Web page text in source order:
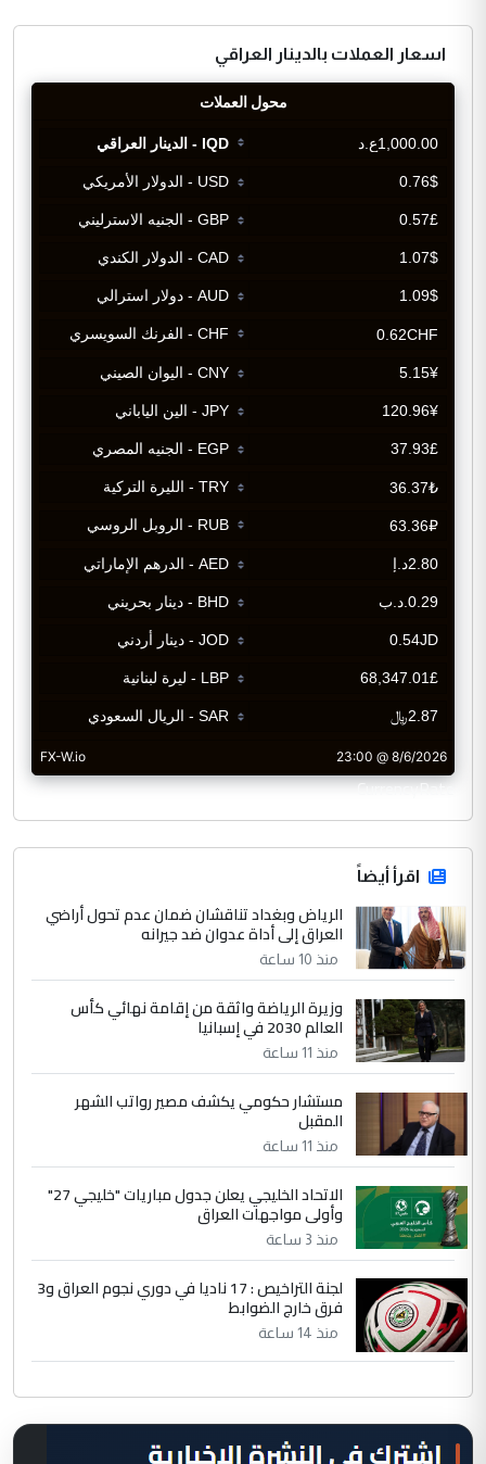
اسعار العملات بالدينار العراقي
CurrencyRate
اقرأ أيضاً
الرياض وبغداد تناقشان ضمان عدم تحول أراضي
العراق إلى أداة عدوان ضد جيرانه
منذ 10 ساعة
وزيرة الرياضة واثقة من إقامة نهائي كأس
العالم 2030 في إسبانيا
منذ 11 ساعة
مستشار حكومي يكشف مصير رواتب الشهر
المقبل
منذ 11 ساعة
الاتحاد الخليجي يعلن جدول مباريات "خليجي 27"
وأولى مواجهات العراق
منذ 3 ساعة
لجنة التراخيص : 17 ناديا في دوري نجوم العراق و3
فرق خارج الضوابط
منذ 14 ساعة